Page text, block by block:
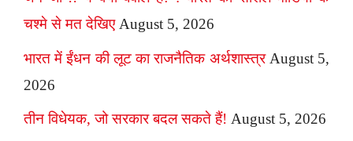
चश्मे से मत देखिए August 5, 2026
भारत में ईंधन की लूट का राजनैतिक अर्थशास्त्र August 5,
2026
तीन विधेयक, जो सरकार बदल सकते हैं! August 5, 2026